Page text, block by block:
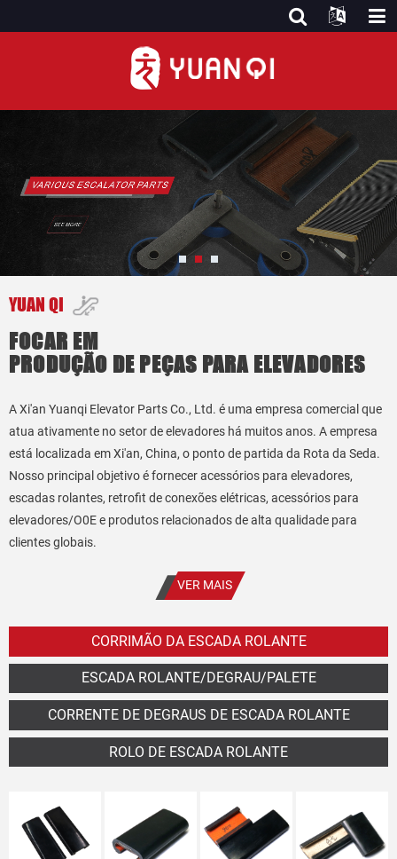
YUAN QI
FOCAR EM
PRODUÇÃO DE PEÇAS PARA ELEVADORES
A Xi'an Yuanqi Elevator Parts Co., Ltd. é uma empresa comercial que
atua ativamente no setor de elevadores há muitos anos. A empresa
está localizada em Xi'an, China, o ponto de partida da Rota da Seda.
Nosso principal objetivo é fornecer acessórios para elevadores,
escadas rolantes, retrofit de conexões elétricas, acessórios para
elevadores/O0E e produtos relacionados de alta qualidade para
clientes globais.
VER MAIS
CORRIMÃO DA ESCADA ROLANTE
ESCADA ROLANTE/DEGRAU/PALETE
CORRENTE DE DEGRAUS DE ESCADA ROLANTE
ROLO DE ESCADA ROLANTE